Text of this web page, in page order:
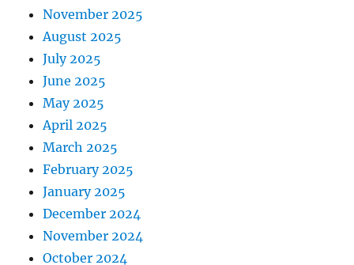
November 2025
August 2025
July 2025
June 2025
May 2025
April 2025
March 2025
February 2025
January 2025
December 2024
November 2024
October 2024